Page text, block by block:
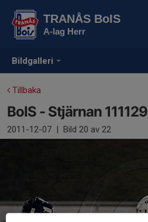
Bildgalleri
TRANÅS BoIS
A-lag Herr
Tillbaka
BoIS - Stjärnan 111129
2011-12-07 | Bild 20 av 22